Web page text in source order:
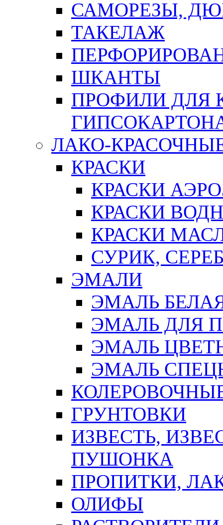
САМОРЕЗЫ,
ТАКЕЛАЖ
ШКАНТЫ
ПРОФИЛИ ДЛЯ
ЛАКО-
КРАСКИ
КРАСКИ
КРАСКИ
КРАСКИ
СУРИК,
ЭМАЛИ
ЭМАЛЬ
ЭМАЛЬ ДЛЯ
ЭМАЛЬ
ЭМАЛЬ
ГРУНТОВКИ
ИЗВЕСТЬ,
ПУШОНКА
ПРОПИТКИ,
ОЛИФЫ